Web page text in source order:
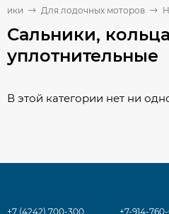
Для лодочных моторов
Сальники, кольца
уплотнительные
В этой категории нет ни
+7 (4242) 700-300 +7-914-